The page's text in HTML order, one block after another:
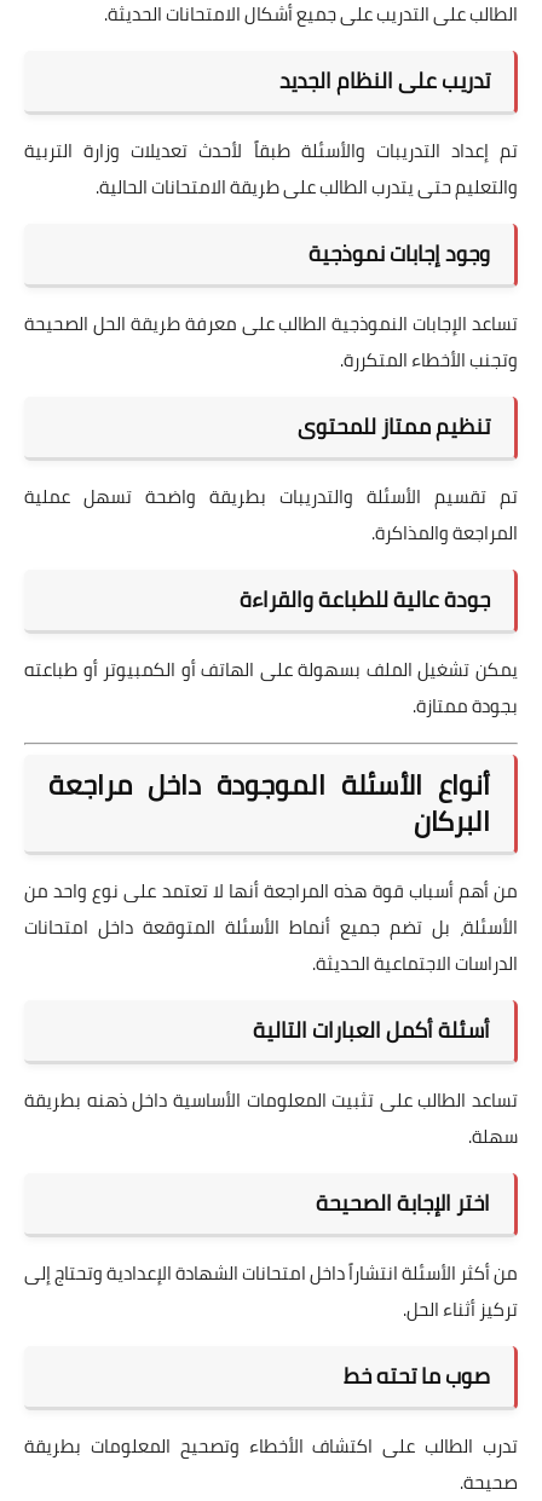
الطالب على التدريب على جميع أشكال الامتحانات الحديثة.
تدريب على النظام الجديد
تم إعداد التدريبات والأسئلة طبقاً لأحدث تعديلات وزارة التربية
والتعليم حتى يتدرب الطالب على طريقة الامتحانات الحالية.
وجود إجابات نموذجية
تساعد الإجابات النموذجية الطالب على معرفة طريقة الحل الصحيحة
وتجنب الأخطاء المتكررة.
تنظيم ممتاز للمحتوى
تم تقسيم الأسئلة والتدريبات بطريقة واضحة تسهل عملية
المراجعة والمذاكرة.
جودة عالية للطباعة والقراءة
يمكن تشغيل الملف بسهولة على الهاتف أو الكمبيوتر أو طباعته
بجودة ممتازة.
أنواع الأسئلة الموجودة داخل مراجعة
البركان
من أهم أسباب قوة هذه المراجعة أنها لا تعتمد على نوع واحد من
الأسئلة، بل تضم جميع أنماط الأسئلة المتوقعة داخل امتحانات
الدراسات الاجتماعية الحديثة.
أسئلة أكمل العبارات التالية
تساعد الطالب على تثبيت المعلومات الأساسية داخل ذهنه بطريقة
سهلة.
اختر الإجابة الصحيحة
من أكثر الأسئلة انتشاراً داخل امتحانات الشهادة الإعدادية وتحتاج إلى
تركيز أثناء الحل.
صوب ما تحته خط
تدرب الطالب على اكتشاف الأخطاء وتصحيح المعلومات بطريقة
صحيحة.